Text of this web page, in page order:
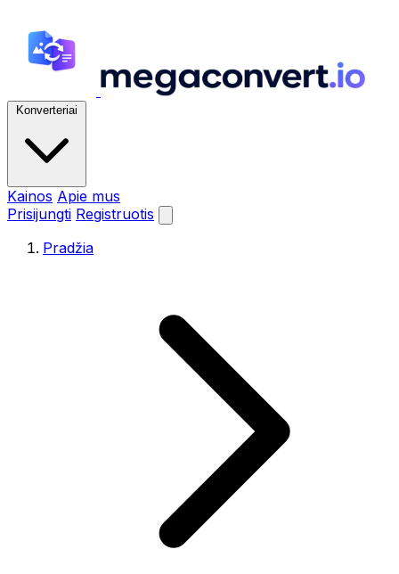
Konverteriai
Kainos Apie mus
Prisijungti Registruotis
Pradžia